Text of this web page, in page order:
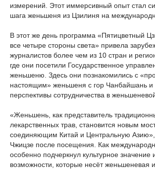
измерений. Этот иммерсивный опыт стал
шага женьшеня из Цзилиня на
В этот же день программа «Пятицветный
все четыре стороны света» привела
журналистов более чем из 10 стран и
где они посетили Государственное
женьшеню. Здесь они познакомились с
настоящим» женьшеня с гор Чанбайшань и
перспективы сотрудничества в
«Женьшень, как представитель
лекарственных трав, становится новым
соединяющим Китай и Центральную
Чжицзе после посещения. Как
особенно подчеркнул культурное значение
возможности, которые несёт женьшеневая